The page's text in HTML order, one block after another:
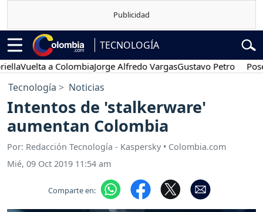
TECNOLOGÍA
Vuelta a ColombiaJorge Alfredo VargasGustavo Petro
Tecnología Noticias
Intentos de 'stalkerware'
aumentan Colombia
Por: Redacción Tecnología - Kaspersky • Colombia.com
Mié, 09 Oct 2019 11:54 am
Comparte en: